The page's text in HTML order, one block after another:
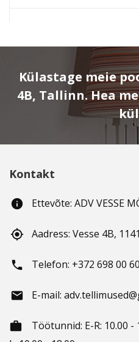
Külastage meie
4B, Tallinn. Hea
Kontakt
info Ettevõte: ADV VESSE
gps_fixed Aadress: Vesse 4B,
phone Telefon: +372 698 00
email E-mail:
Töötunnid: E-R: 10.00 -